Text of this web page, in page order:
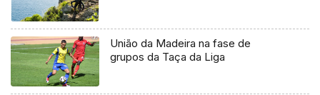
União da Madeira na fase de
grupos da Taça da Liga